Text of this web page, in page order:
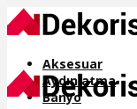
Aksesuar
Aydınlatma
Banyo